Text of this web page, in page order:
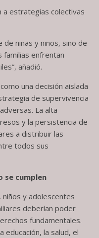
a estrategias colectivas
de niñas y niños, sino de
enfrentan
añadió.
una decisión aislada
de supervivencia
La alta
y la persistencia de
a distribuir las
todos sus
se cumplen
niños y adolescentes
deberían poder
fundamentales.
educación, la salud, el